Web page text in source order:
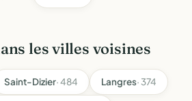
les villes voisines
Saint-Dizier· 484 Langres· 374